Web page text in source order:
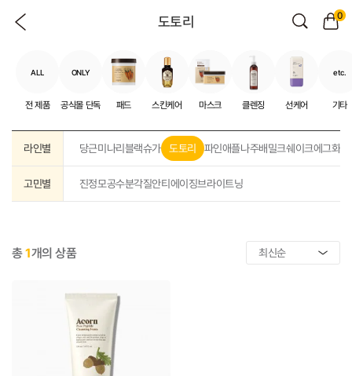
도토리 0
ALL
전 제품
ONLY
공식몰 단독 패드 스킨케어 마스크 클렌징 선케어
etc.
기타
라인별 당근미나리블랙슈가 도토리 파인애플나주배밀크쉐이크에그화이
고민별 진정모공수분각질안티에이징브라이트닝
총1개의 상품